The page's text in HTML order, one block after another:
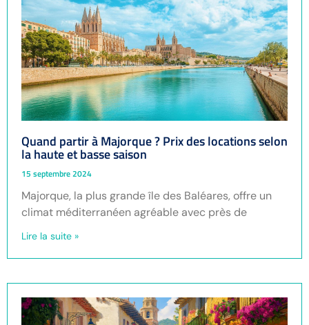
Quand partir à Majorque ? Prix des locations selon
la haute et basse saison
15 septembre 2024
Majorque, la plus grande île des Baléares, offre un
climat méditerranéen agréable avec près de
Lire la suite »